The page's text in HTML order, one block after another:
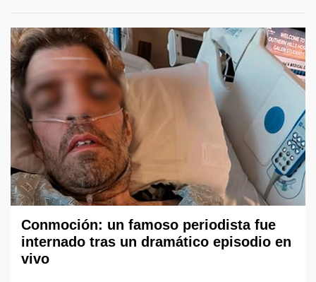
Conmoción: un famoso periodista fue
internado tras un dramático episodio en
vivo